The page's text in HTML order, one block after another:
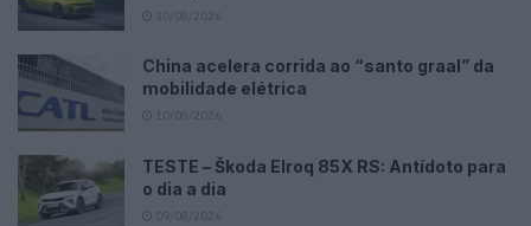
China acelera corrida ao “santo graal” da
mobilidade elétrica
TESTE – Škoda Elroq 85X RS: Antídoto para
o dia a dia